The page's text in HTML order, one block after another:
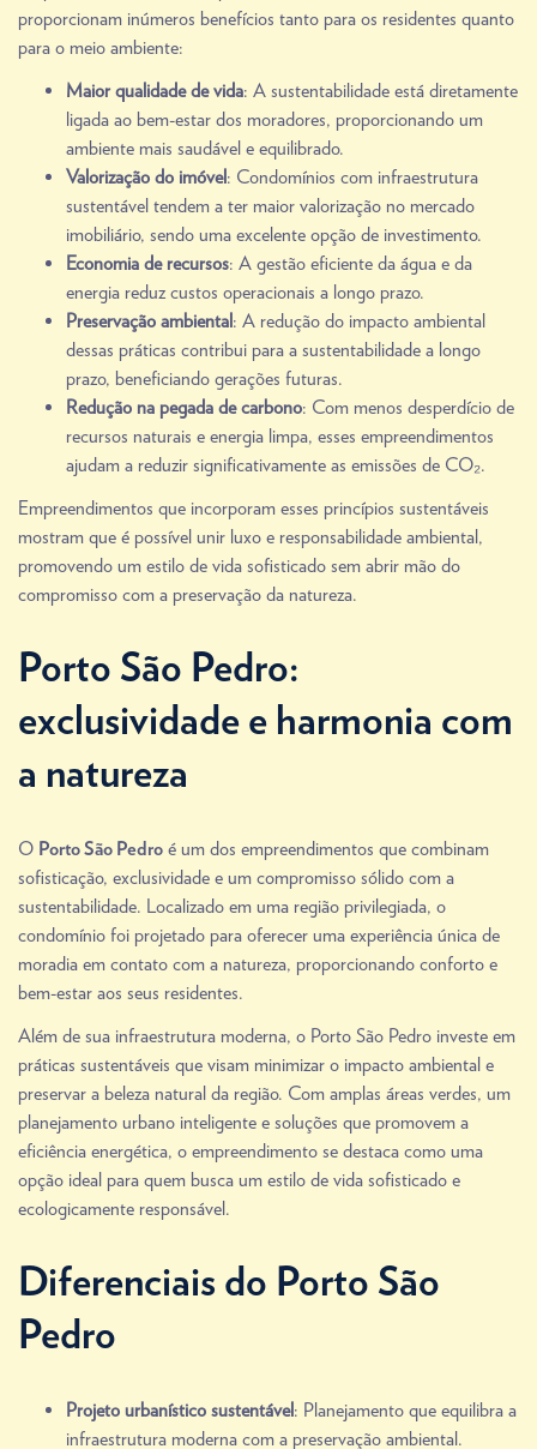
proporcionam inúmeros benefícios tanto para os residentes quanto
para o meio ambiente:
Maior qualidade de vida: A sustentabilidade está diretamente
ligada ao bem-estar dos moradores, proporcionando um
ambiente mais saudável e equilibrado.
Valorização do imóvel: Condomínios com infraestrutura
sustentável tendem a ter maior valorização no mercado
imobiliário, sendo uma excelente opção de investimento.
Economia de recursos: A gestão eficiente da água e da
energia reduz custos operacionais a longo prazo.
Preservação ambiental: A redução do impacto ambiental
dessas práticas contribui para a sustentabilidade a longo
prazo, beneficiando gerações futuras.
Redução na pegada de carbono: Com menos desperdício de
recursos naturais e energia limpa, esses empreendimentos
ajudam a reduzir significativamente as emissões de CO₂.
Empreendimentos que incorporam esses princípios sustentáveis
mostram que é possível unir luxo e responsabilidade ambiental,
promovendo um estilo de vida sofisticado sem abrir mão do
compromisso com a preservação da natureza.
Porto São Pedro:
exclusividade e harmonia com
a natureza
O Porto São Pedro é um dos empreendimentos que combinam
sofisticação, exclusividade e um compromisso sólido com a
sustentabilidade. Localizado em uma região privilegiada, o
condomínio foi projetado para oferecer uma experiência única de
moradia em contato com a natureza, proporcionando conforto e
bem-estar aos seus residentes.
Além de sua infraestrutura moderna, o Porto São Pedro investe em
práticas sustentáveis que visam minimizar o impacto ambiental e
preservar a beleza natural da região. Com amplas áreas verdes, um
planejamento urbano inteligente e soluções que promovem a
eficiência energética, o empreendimento se destaca como uma
opção ideal para quem busca um estilo de vida sofisticado e
ecologicamente responsável.
Diferenciais do Porto São
Pedro
Projeto urbanístico sustentável: Planejamento que equilibra a
infraestrutura moderna com a preservação ambiental.